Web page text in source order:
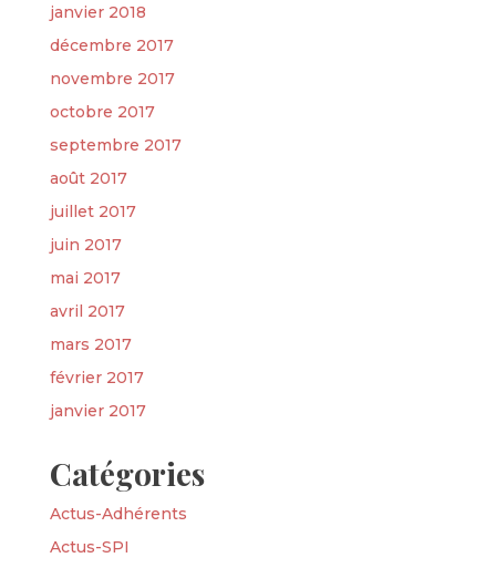
janvier 2018
décembre 2017
novembre 2017
octobre 2017
septembre 2017
août 2017
juillet 2017
juin 2017
mai 2017
avril 2017
mars 2017
février 2017
janvier 2017
Catégories
Actus-Adhérents
Actus-SPI